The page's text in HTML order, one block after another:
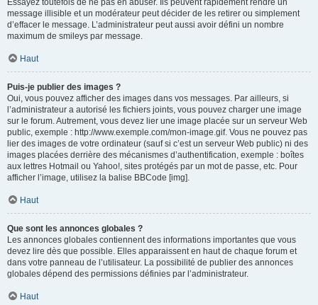
Essayez toutefois de ne pas en abuser. Ils peuvent rapidement rendre un
message illisible et un modérateur peut décider de les retirer ou simplement
d’effacer le message. L’administrateur peut aussi avoir défini un nombre
maximum de smileys par message.
Haut
Puis-je publier des images ?
Oui, vous pouvez afficher des images dans vos messages. Par ailleurs, si
l’administrateur a autorisé les fichiers joints, vous pouvez charger une image
sur le forum. Autrement, vous devez lier une image placée sur un serveur Web
public, exemple : http://www.exemple.com/mon-image.gif. Vous ne pouvez pas
lier des images de votre ordinateur (sauf si c’est un serveur Web public) ni des
images placées derrière des mécanismes d’authentification, exemple : boîtes
aux lettres Hotmail ou Yahoo!, sites protégés par un mot de passe, etc. Pour
afficher l’image, utilisez la balise BBCode [img].
Haut
Que sont les annonces globales ?
Les annonces globales contiennent des informations importantes que vous
devez lire dès que possible. Elles apparaissent en haut de chaque forum et
dans votre panneau de l’utilisateur. La possibilité de publier des annonces
globales dépend des permissions définies par l’administrateur.
Haut